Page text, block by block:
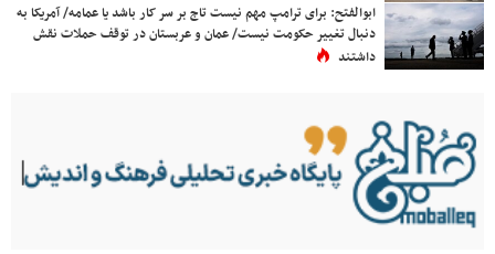
ابوالفتح: برای ترامپ مهم نیست تاج بر سر کار باشد یا عمامه/ آمریکا به
دنبال تغییر حکومت نیست/ عمان و عربستان در توقف حملات نقش
داشتند